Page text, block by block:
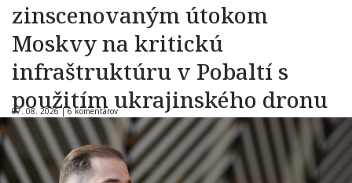
zinscenovaným útokom
Moskvy na kritickú
infraštruktúru v Pobaltí s
použitím ukrajinského dronu
07. 08. 2026 |6 komentárov